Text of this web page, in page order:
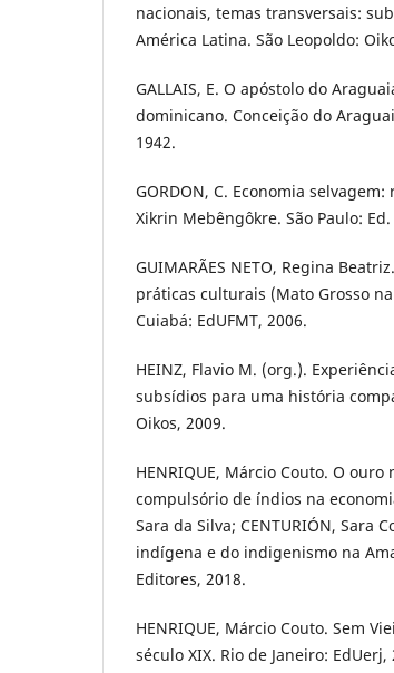
nacionais, temas transversais:
América Latina. São Leopoldo:
GALLAIS, E. O apóstolo do
dominicano. Conceição do
1942.
GORDON, C. Economia
Xikrin Mebêngôkre. São Paulo:
GUIMARÃES NETO, Regina
práticas culturais (Mato Grosso
Cuiabá: EdUFMT, 2006.
HEINZ, Flavio M. (org.).
subsídios para uma história
Oikos, 2009.
HENRIQUE, Márcio Couto. O
compulsório de índios na
Sara da Silva; CENTURIÓN, Sara
indígena e do indigenismo na
Editores, 2018.
HENRIQUE, Márcio Couto. Sem
século XIX. Rio de Janeiro: EdUerj,